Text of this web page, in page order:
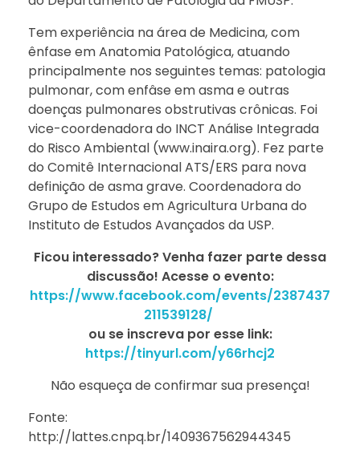
Tem experiência na área de Medicina, com
ênfase em Anatomia Patológica, atuando
principalmente nos seguintes temas: patologia
pulmonar, com enfâse em asma e outras
doenças pulmonares obstrutivas crônicas. Foi
vice-coordenadora do INCT Análise Integrada
do Risco Ambiental (www.inaira.org). Fez parte
do Comitê Internacional ATS/ERS para nova
definição de asma grave. Coordenadora do
Grupo de Estudos em Agricultura Urbana do
Instituto de Estudos Avançados da USP.
Ficou interessado? Venha fazer parte dessa
discussão! Acesse o evento:
https://www.facebook.com/events/2387437
211539128/
ou se inscreva por esse link:
https://tinyurl.com/y66rhcj2
Não esqueça de confirmar sua presença!
Fonte:
http://lattes.cnpq.br/1409367562944345